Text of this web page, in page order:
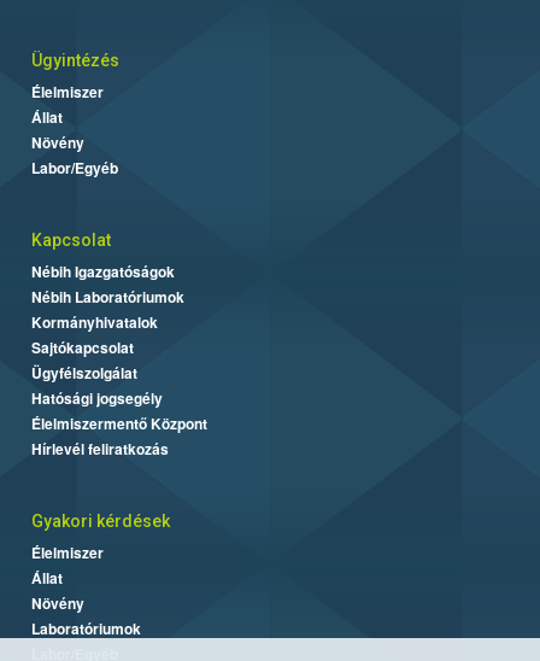
Ügyintézés
Élelmiszer
Állat
Növény
Labor/Egyéb
Kapcsolat
Nébih Igazgatóságok
Nébih Laboratóriumok
Kormányhivatalok
Sajtókapcsolat
Ügyfélszolgálat
Hatósági jogsegély
Élelmiszermentő Központ
Hírlevél feliratkozás
Gyakori kérdések
Élelmiszer
Állat
Növény
Laboratóriumok